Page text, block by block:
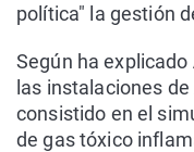
política" la gestión
Según ha explicado
las instalaciones
consistido en el
de gas tóxico